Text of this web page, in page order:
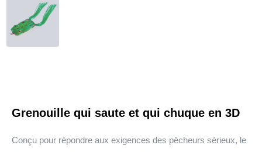
Grenouille qui saute et qui chuque en 3D
Conçu pour répondre aux exigences des pêcheurs sérieux, le